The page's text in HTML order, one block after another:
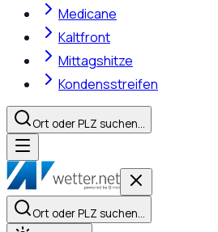
Medicane
Kaltfront
Mittagshitze
Kondensstreifen
Ort oder PLZ suchen…
Ort oder PLZ suchen…